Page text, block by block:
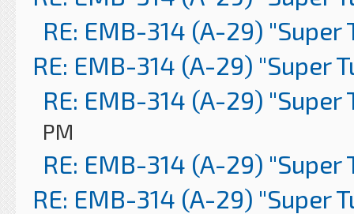
RE: EMB-314 (A-29) "Super
RE: EMB-314 (A-29) "Super
RE: EMB-314 (A-29) "Super
PM
RE: EMB-314 (A-29) "Super
RE: EMB-314 (A-29) "Super